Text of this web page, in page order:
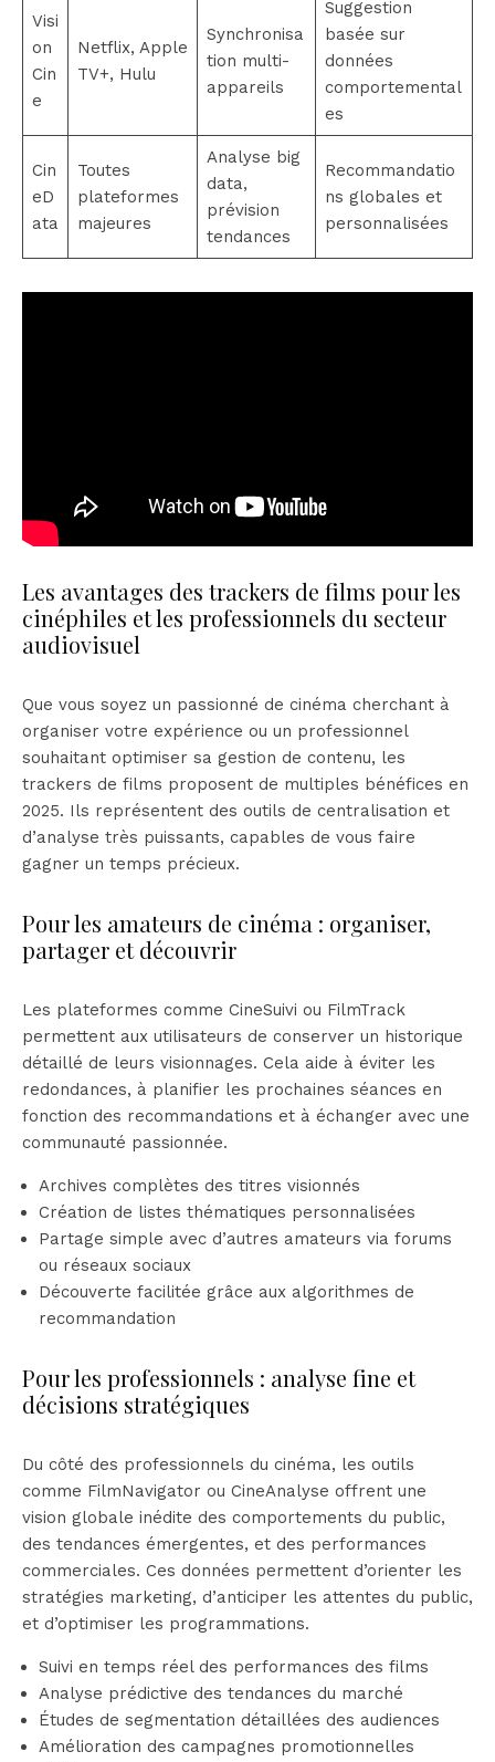
Visi
on
Cin
e
Netflix, Apple
TV+, Hulu
Synchronisa
tion multi-
appareils
Suggestion
basée sur
données
comportemental
es
Cin
eD
ata
Toutes
plateformes
majeures
Analyse big
data,
prévision
tendances
Recommandatio
ns globales et
personnalisées
Les avantages des trackers de films pour les
cinéphiles et les professionnels du secteur
audiovisuel
Que vous soyez un passionné de cinéma cherchant à
organiser votre expérience ou un professionnel
souhaitant optimiser sa gestion de contenu, les
trackers de films proposent de multiples bénéfices en
2025. Ils représentent des outils de centralisation et
d’analyse très puissants, capables de vous faire
gagner un temps précieux.
Pour les amateurs de cinéma : organiser,
partager et découvrir
Les plateformes comme CineSuivi ou FilmTrack
permettent aux utilisateurs de conserver un historique
détaillé de leurs visionnages. Cela aide à éviter les
redondances, à planifier les prochaines séances en
fonction des recommandations et à échanger avec une
communauté passionnée.
Archives complètes des titres visionnés
Création de listes thématiques personnalisées
Partage simple avec d’autres amateurs via forums
ou réseaux sociaux
Découverte facilitée grâce aux algorithmes de
recommandation
Pour les professionnels : analyse fine et
décisions stratégiques
Du côté des professionnels du cinéma, les outils
comme FilmNavigator ou CineAnalyse offrent une
vision globale inédite des comportements du public,
des tendances émergentes, et des performances
commerciales. Ces données permettent d’orienter les
stratégies marketing, d’anticiper les attentes du public,
et d’optimiser les programmations.
Suivi en temps réel des performances des films
Analyse prédictive des tendances du marché
Études de segmentation détaillées des audiences
Amélioration des campagnes promotionnelles